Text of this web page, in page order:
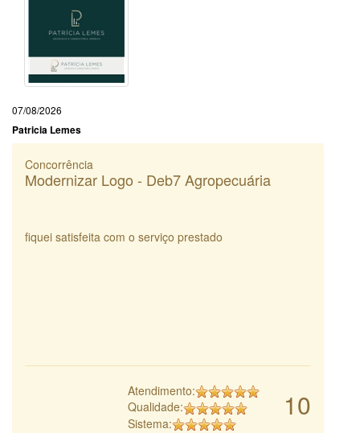
07/08/2026
Patricia Lemes
Concorrência
Modernizar Logo - Deb7 Agropecuária
fiquei satisfeita com o serviço prestado
10
Atendimento:
Qualidade:
Sistema: